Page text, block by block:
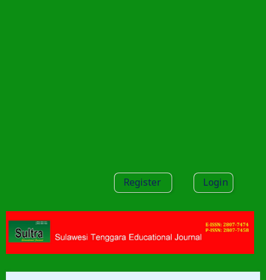
Register Login